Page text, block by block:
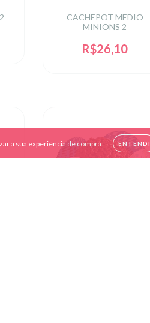
a sua experiência de compra. ENTENDI
CACHEPOT MEDIO
MINIONS 2
R$26,10